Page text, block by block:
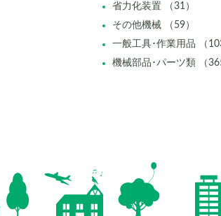
省力化装置 （31）
その他機械 （59）
一般工具･作業用品 （
機械部品･パーツ類 （